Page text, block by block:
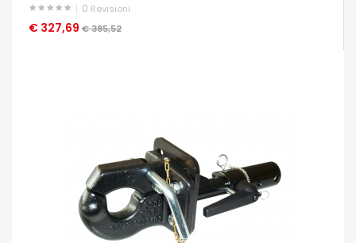
0 Revisioni
€ 327,69 € 385,52
OCCHIATA VELOCE